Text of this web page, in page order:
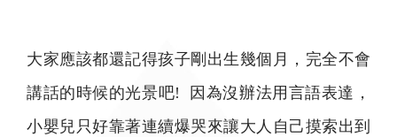
大家應該都還記得孩子剛出生幾個月，完全不會
講話的時候的光景吧! 因為沒辦法用言語表達，
小嬰兒只好靠著連續爆哭來讓大人自己摸索出到